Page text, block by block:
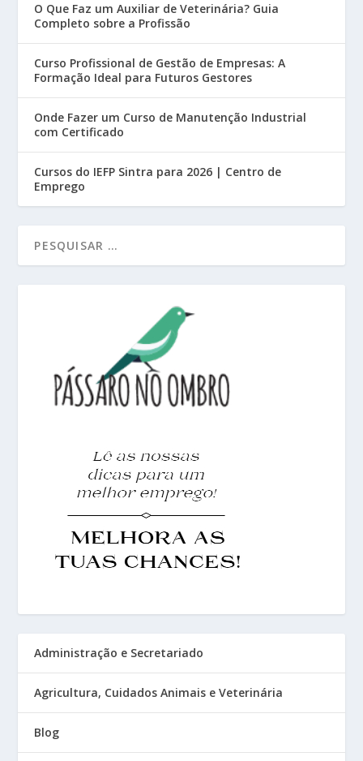
O Que Faz um Auxiliar de Veterinária? Guia
Completo sobre a Profissão
Curso Profissional de Gestão de Empresas: A
Formação Ideal para Futuros Gestores
Onde Fazer um Curso de Manutenção Industrial
com Certificado
Cursos do IEFP Sintra para 2026 | Centro de
Emprego
Administração e Secretariado
Agricultura, Cuidados Animais e Veterinária
Blog